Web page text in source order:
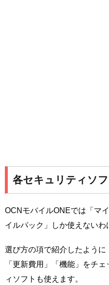
各セキュリティソ
OCNモバイルONEでは「マ
イルパック」しか使えないわ
選び方の項で紹介したように
「更新費用」「機能」をチ
ィソフトも使えます。